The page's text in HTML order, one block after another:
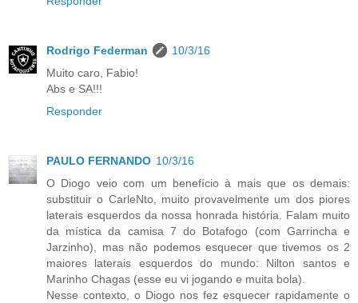
Rodrigo Federman
10/3/16
Muito caro, Fabio!
Abs e SA!!!
Responder
PAULO FERNANDO 10/3/16
O Diogo veio com um benefício à mais que os demais:
substituir o CarleNto, muito provavelmente um dos piores
laterais esquerdos da nossa honrada história. Falam muito
da mística da camisa 7 do Botafogo (com Garrincha e
Jarzinho), mas não podemos esquecer que tivemos os 2
maiores laterais esquerdos do mundo: Nilton santos e
Marinho Chagas (esse eu vi jogando e muita bola).
Nesse contexto, o Diogo nos fez esquecer rapidamente o